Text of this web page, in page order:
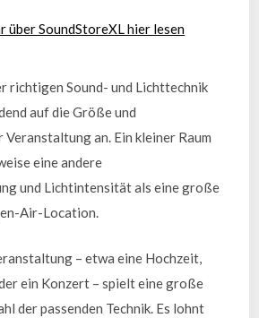
über SoundStoreXL hier lesen
richtigen Sound- und Lichttechnik
auf die Größe und
an. Ein kleiner Raum
eine andere
und Lichtintensität als eine große
Air-Location.
– etwa eine Hochzeit,
ein Konzert – spielt eine große
der passenden Technik. Es lohnt